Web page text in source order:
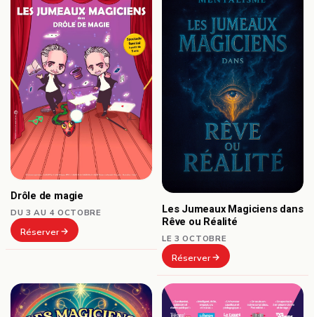
Drôle de magie
DU 3 AU 4 OCTOBRE
Réserver
Les Jumeaux Magiciens dans
Rêve ou Réalité
LE 3 OCTOBRE
Réserver